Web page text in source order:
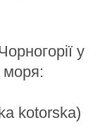
у
моря:
kotorska)